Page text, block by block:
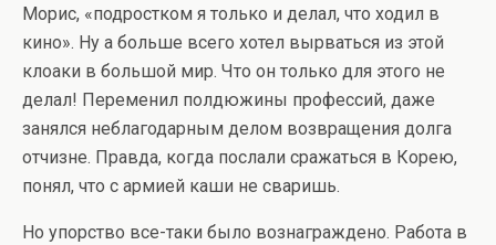
Морис, «подростком я только и делал, что ходил в
кино». Ну а больше всего хотел вырваться из этой
клоаки в большой мир. Что он только для этого не
делал! Переменил полдюжины профессий, даже
занялся неблагодарным делом возвращения долга
отчизне. Правда, когда послали сражаться в Корею,
понял, что с армией каши не сваришь.
Но упорство все-таки было вознаграждено. Работа в